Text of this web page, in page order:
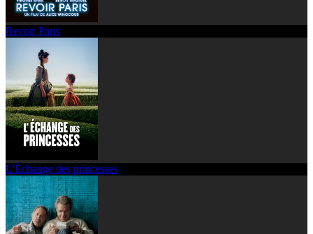
Revoir Paris
L'Échange des princesses